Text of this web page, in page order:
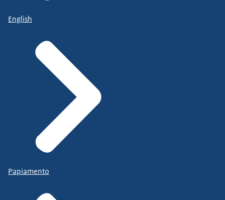
English
Papiamento